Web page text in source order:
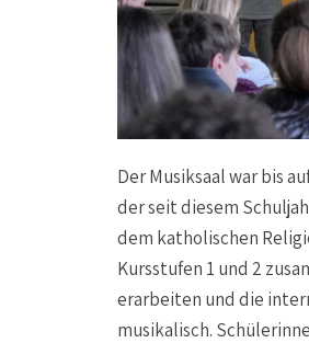
Der Musiksaal war bis
der seit diesem
dem katholischen
Kursstufen 1 und 2
erarbeiten und die
musikalisch.